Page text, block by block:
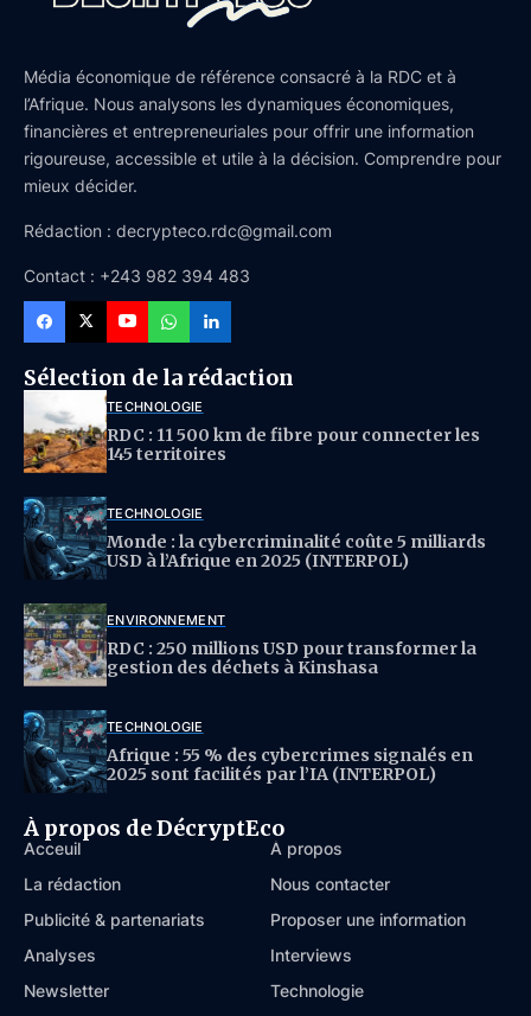
Média économique de référence consacré à la RDC et à
l’Afrique. Nous analysons les dynamiques économiques,
financières et entrepreneuriales pour offrir une information
rigoureuse, accessible et utile à la décision. Comprendre pour
mieux décider.
Rédaction : decrypteco.rdc@gmail.com
Contact : +243 982 394 483
Sélection de la rédaction
TECHNOLOGIE
RDC : 11 500 km de fibre pour connecter les
145 territoires
TECHNOLOGIE
Monde : la cybercriminalité coûte 5 milliards
USD à l’Afrique en 2025 (INTERPOL)
ENVIRONNEMENT
RDC : 250 millions USD pour transformer la
gestion des déchets à Kinshasa
TECHNOLOGIE
Afrique : 55 % des cybercrimes signalés en
2025 sont facilités par l’IA (INTERPOL)
À propos de DécryptEco
Acceuil
À propos
La rédaction
Nous contacter
Publicité & partenariats
Proposer une information
Analyses
Interviews
Newsletter
Technologie